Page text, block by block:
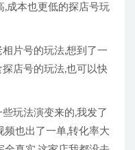
,成本也更低的探店号玩
片号的玩法,想到了一
店号的玩法,也可以快
玩法演变来的,我发了
频也出了一单,转化率大